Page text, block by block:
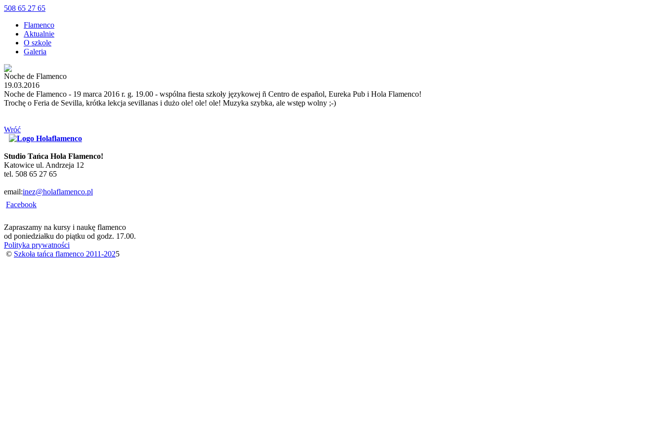
508 65 27 65
Flamenco
Aktualnie
O szkole
Galeria
Noche de Flamenco
19.03.2016
Noche de Flamenco - 19 marca 2016 r. g. 19.00 - wspólna fiesta szkoły językowej ñ Centro de español, Eureka Pub i Hola Flamenco!
Trochę o Feria de Sevilla, krótka lekcja sevillanas i dużo ole! ole! ole! Muzyka szybka, ale wstęp wolny ;-)
Wróć
Studio Tańca Hola Flamenco!
Katowice ul. Andrzeja 12
tel. 508 65 27 65
email:inez@holaflamenco.pl
Facebook
Zapraszamy na kursy i naukę flamenco
od poniedziałku do piątku od godz. 17.00.
Polityka prywatności
© Szkoła tańca flamenco 2011-2025